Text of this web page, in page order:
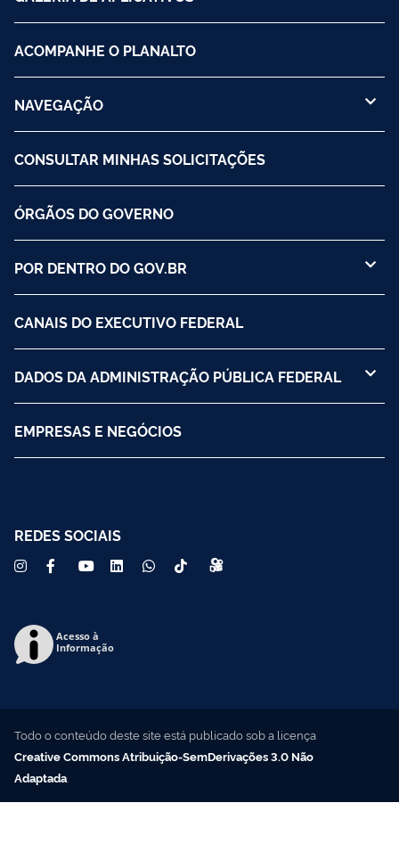
ACOMPANHE O PLANALTO
NAVEGAÇÃO
CONSULTAR MINHAS SOLICITAÇÕES
ÓRGÃOS DO GOVERNO
POR DENTRO DO GOV.BR
CANAIS DO EXECUTIVO FEDERAL
DADOS DA ADMINISTRAÇÃO PÚBLICA FEDERAL
EMPRESAS E NEGÓCIOS
REDES SOCIAIS
Acesso à
Informação
Todo o conteúdo deste site está publicado sob a licença
Creative Commons Atribuição-SemDerivações 3.0 Não
Adaptada